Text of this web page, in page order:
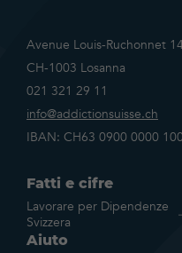
Avenue Louis-Ruchonnet 14
CH-1003 Losanna
021 321 29 11
info@addictionsuisse.ch
IBAN: CH63 0900 0000
Fatti e cifre
Lavorare per Dipendenze
Svizzera
Aiuto